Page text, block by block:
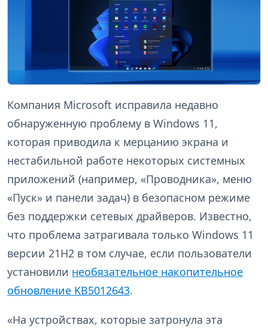
Компания Microsoft исправила недавно
обнаруженную проблему в Windows 11,
которая приводила к мерцанию экрана и
нестабильной работе некоторых системных
приложений (например, «Проводника», меню
«Пуск» и панели задач) в безопасном режиме
без поддержки сетевых драйверов. Известно,
что проблема затрагивала только Windows 11
версии 21H2 в том случае, если пользователи
установили необязательное накопительное
обновление KB5012643.
«На устройствах, которые затронула эта